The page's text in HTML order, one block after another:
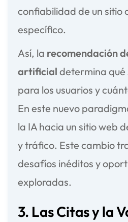
confiabilidad de un sitio
específico.
Así, la recomendación
artificial determina qué
para los usuarios y
En este nuevo
la IA hacia un sitio web
y tráfico. Este cambio
desafíos inéditos y
exploradas.
3. Las Citas y la